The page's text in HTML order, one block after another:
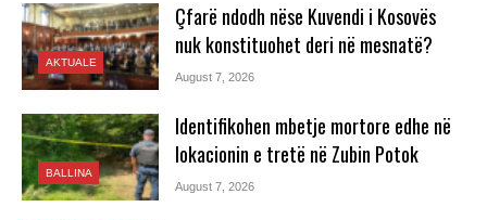
AKTUALE
Çfarë ndodh nëse Kuvendi i Kosovës
nuk konstituohet deri në mesnatë?
August 7, 2026
BALLINA
Identifikohen mbetje mortore edhe në
lokacionin e tretë në Zubin Potok
August 7, 2026